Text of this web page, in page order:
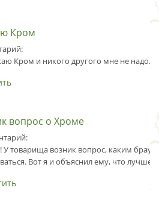
Кром
Кром и никого другого мне не надо.
вопрос о Хроме
У товарища возник вопрос, каким
Вот я и объяснил ему, что лучше